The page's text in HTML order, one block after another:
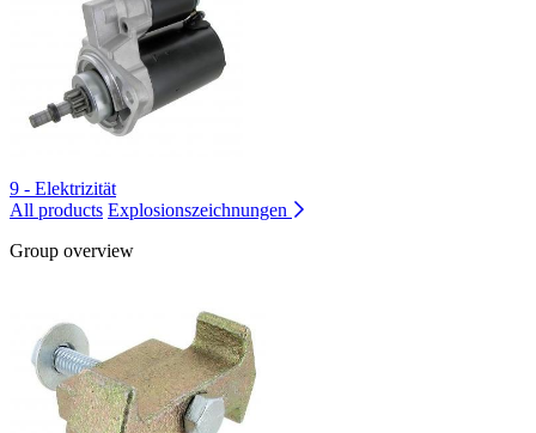
9 - Elektrizität
All products Explosionszeichnungen
Group overview